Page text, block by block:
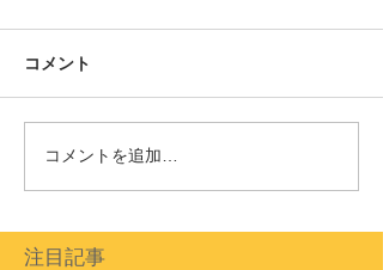
コメント
コメントを追加…
注目記事